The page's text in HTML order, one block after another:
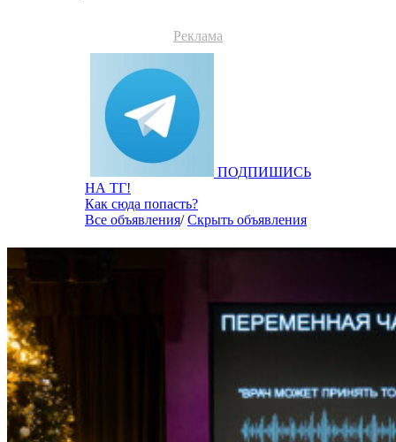
Реклама
ПОДПИШИСЬ
НА ТГ!
Как сюда попасть?
Все объявления/Скрыть объявления